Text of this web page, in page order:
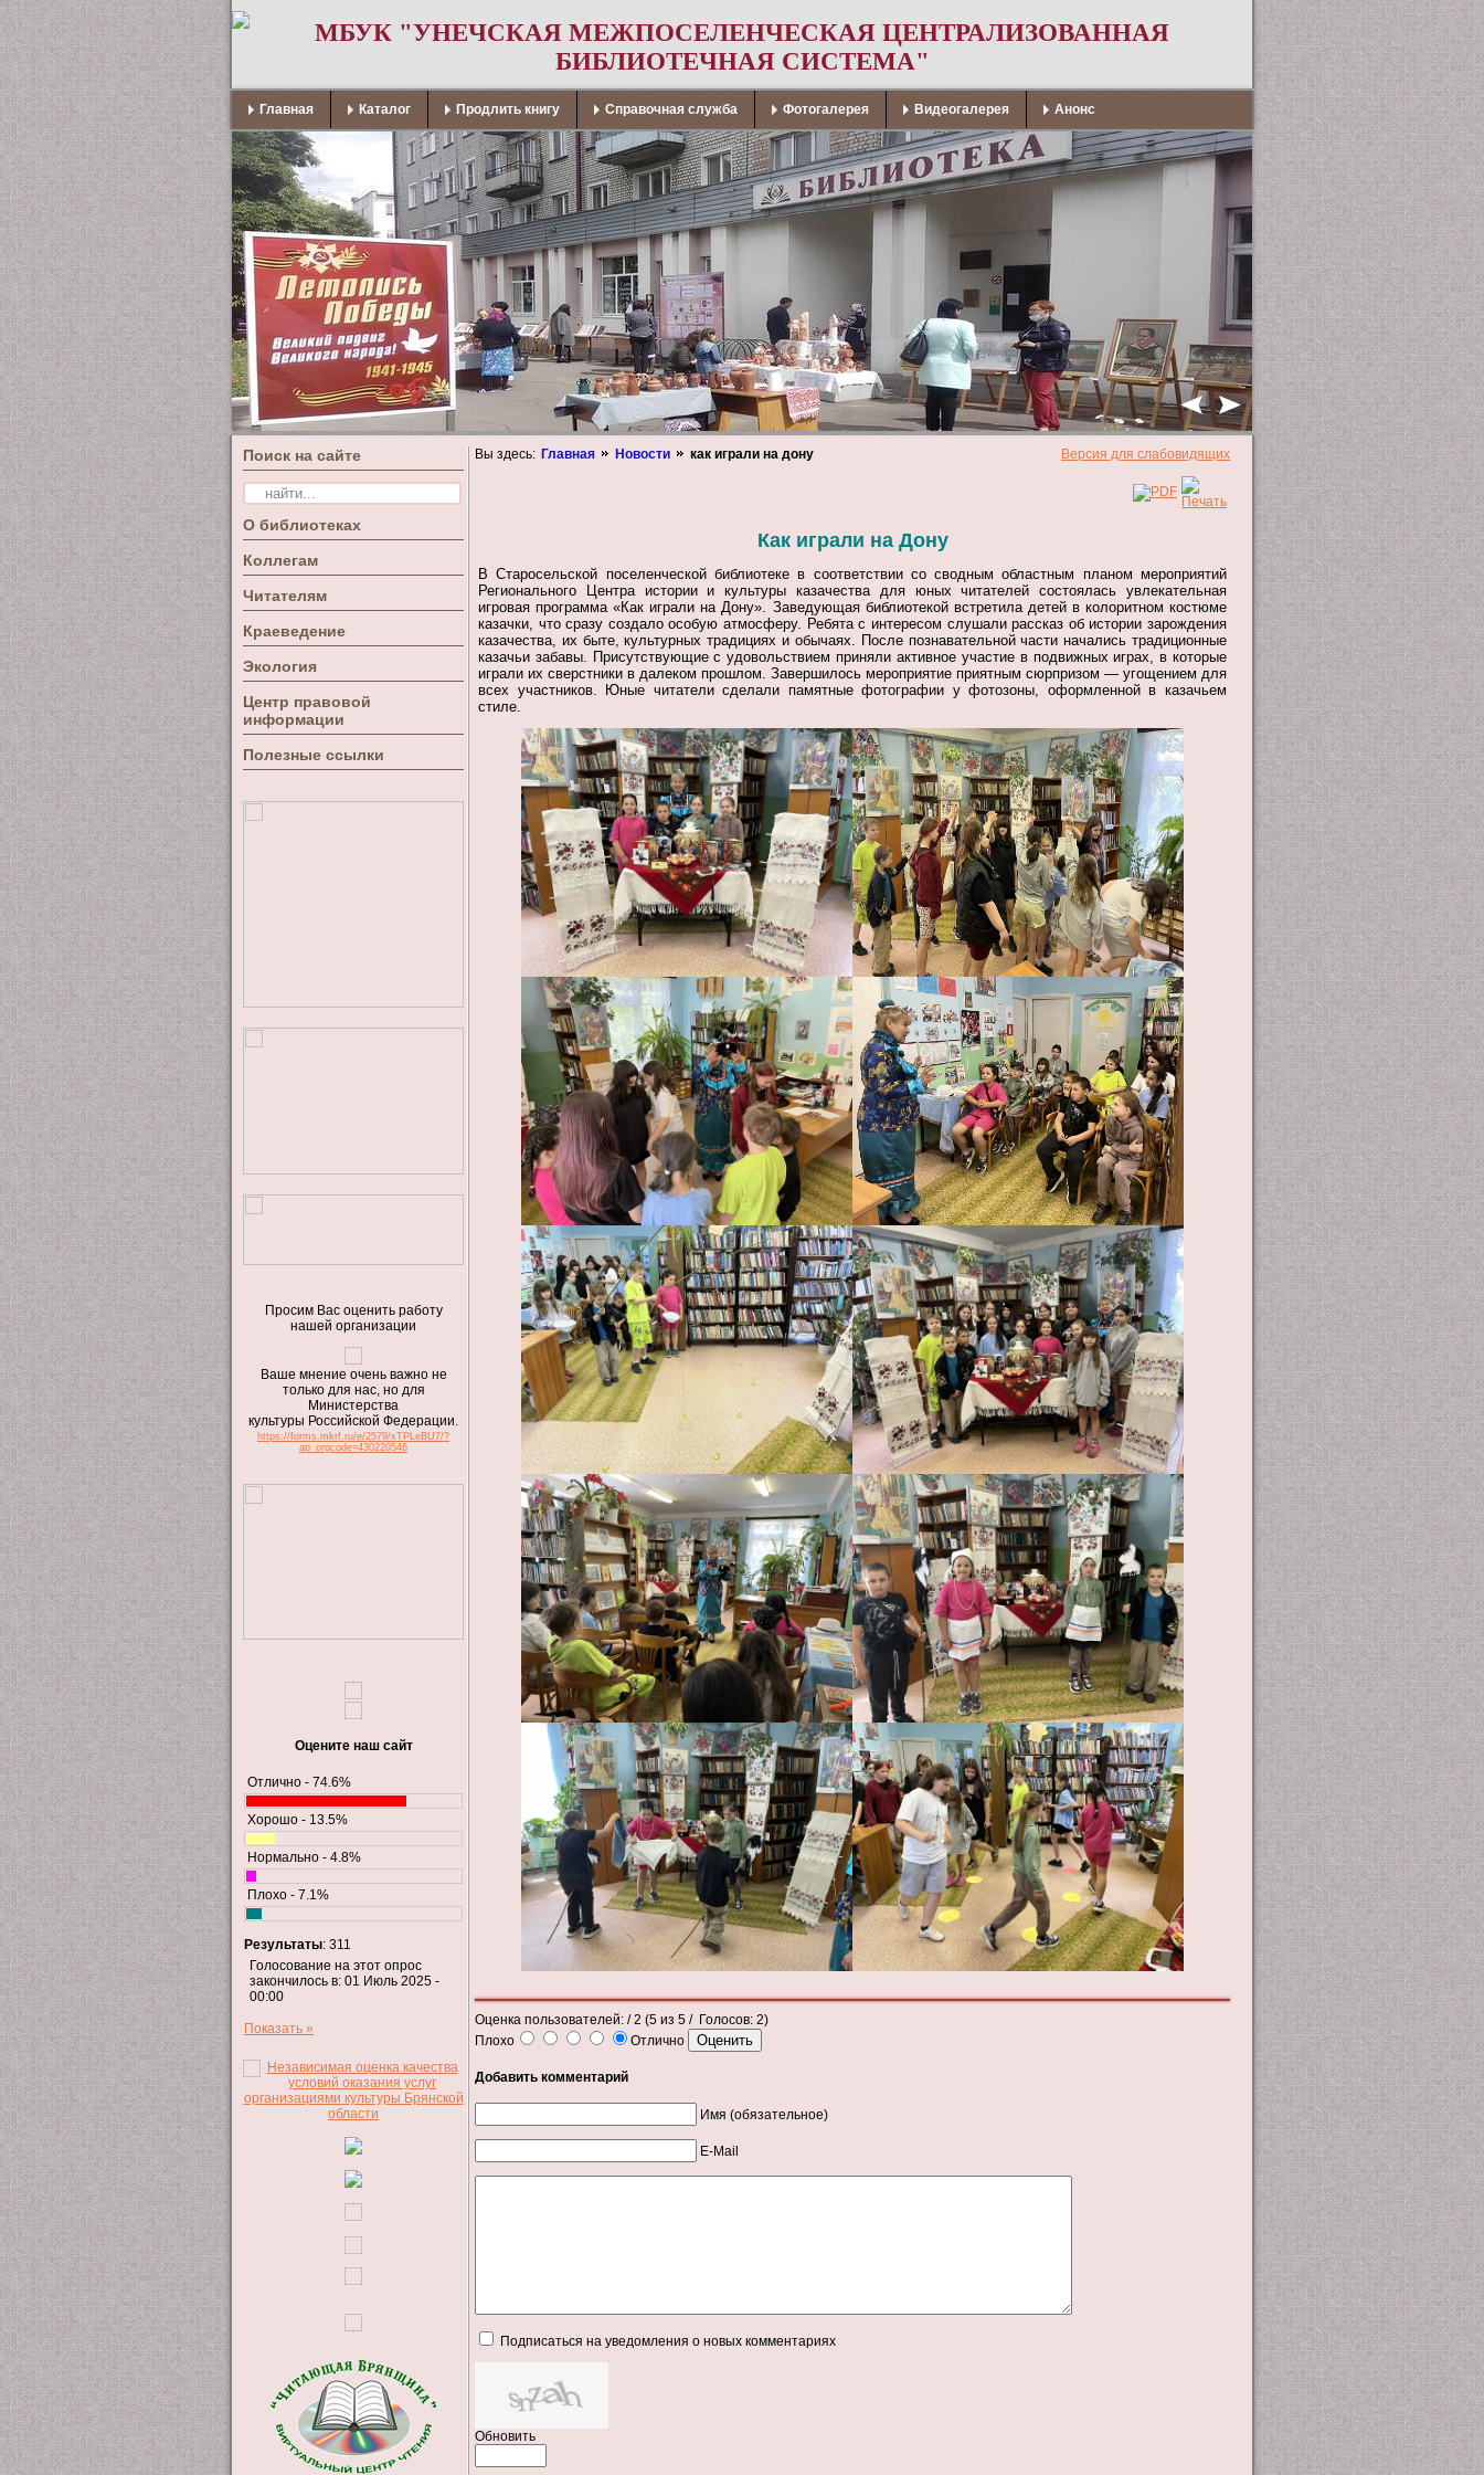
МБУК "УНЕЧСКАЯ МЕЖПОСЕЛЕНЧЕСКАЯ ЦЕНТРАЛИЗОВАННАЯ
БИБЛИОТЕЧНАЯ СИСТЕМА"
Главная Каталог Продлить книгу Справочная служба Фотогалерея Видеогалерея Анонс
Поиск на сайте
О библиотеках
Коллегам
Читателям
Краеведение
Экология
Центр правовой
информации
Полезные ссылки
Просим Вас оценить работу
нашей организации
Ваше мнение очень важно не
только для нас, но для
Министерства
культуры Российской Федерации.
https://forms.mkrf.ru/e/2579/xTPLeBU7/?
ap_orgcode=430220546
Оцените наш сайт
Отлично - 74.6%
Хорошо - 13.5%
Нормально - 4.8%
Плохо - 7.1%
Результаты: 311
Голосование на этот опрос
закончилось в: 01 Июль 2025 -
00:00
Показать »
Вы здесь: Главная Новости как играли на дону Версия для слабовидящих
Как играли на Дону
В Старосельской поселенческой библиотеке в соответствии со сводным областным планом мероприятий
Регионального Центра истории и культуры казачества для юных читателей состоялась увлекательная
игровая программа «Как играли на Дону». Заведующая библиотекой встретила детей в колоритном костюме
казачки, что сразу создало особую атмосферу. Ребята с интересом слушали рассказ об истории зарождения
казачества, их быте, культурных традициях и обычаях. После познавательной части начались традиционные
казачьи забавы. Присутствующие с удовольствием приняли активное участие в подвижных играх, в которые
играли их сверстники в далеком прошлом. Завершилось мероприятие приятным сюрпризом — угощением для
всех участников.
Юные читатели сделали памятные фотографии у фотозоны, оформленной в казачьем
стиле.
Оценка пользователей: / 2 (5 из 5 / Голосов: 2)
Плохо
Отлично
Добавить комментарий
Имя (обязательное)
E-Mail
Подписаться на уведомления о новых комментариях
Обновить